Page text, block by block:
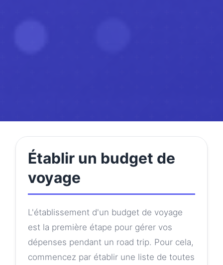
Établir un budget de
voyage
L'établissement d'un budget de voyage
est la première étape pour gérer vos
dépenses pendant un road trip. Pour cela,
commencez par établir une liste de toutes